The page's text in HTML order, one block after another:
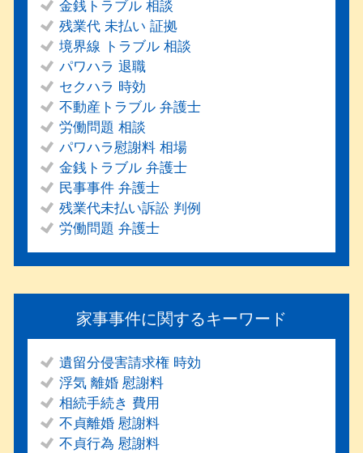
金銭トラブル 相談
残業代 未払い 証拠
境界線 トラブル 相談
パワハラ 退職
セクハラ 時効
不動産トラブル 弁護士
労働問題 相談
パワハラ慰謝料 相場
金銭トラブル 弁護士
民事事件 弁護士
残業代未払い訴訟 判例
労働問題 弁護士
家事事件に関するキーワード
遺留分侵害請求権 時効
浮気 離婚 慰謝料
相続手続き 費用
不貞離婚 慰謝料
不貞行為 慰謝料